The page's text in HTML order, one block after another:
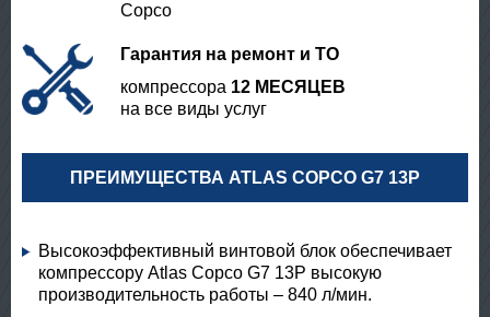
Copco
Гарантия на ремонт и ТО
компрессора 12 МЕСЯЦЕВ
на все виды услуг
ПРЕИМУЩЕСТВА ATLAS COPCO G7 13P
Высокоэффективный винтовой блок обеспечивает
компрессору Atlas Copco G7 13P высокую
производительность работы – 840 л/мин.